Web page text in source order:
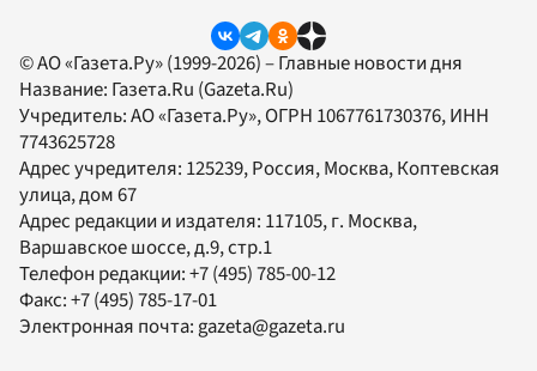
© АО «Газета.Ру» (1999-2026) – Главные новости дня
Название: Газета.Ru (Gazeta.Ru)
Учредитель:АО «Газета.Ру», ОГРН 1067761730376, ИНН
7743625728
Адрес учредителя: 125239, Россия, Москва, Коптевская
улица, дом 67
Адрес редакции и издателя: 117105, г. Москва,
Варшавское шоссе, д.9, стр.1
Телефон редакции:+7 (495) 785-00-12
Факс:+7 (495) 785-17-01
Электронная почта: gazeta@gazeta.ru